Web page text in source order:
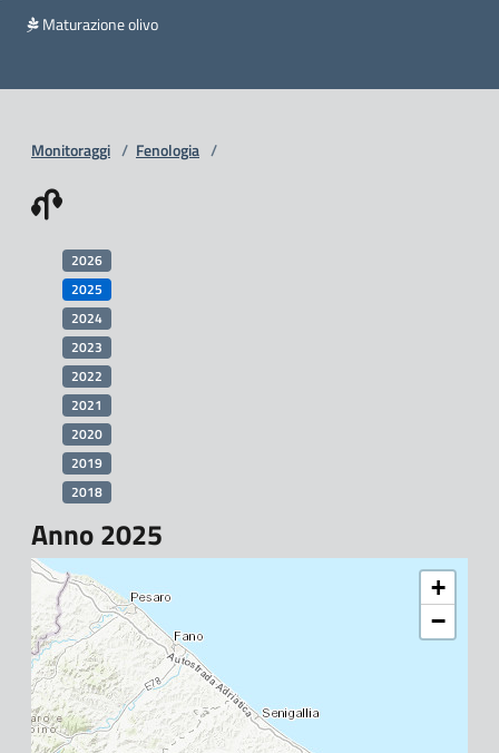
Maturazione olivo
Monitoraggi / Fenologia /
2026
2025
2024
2023
2022
2021
2020
2019
2018
Anno 2025
+
−